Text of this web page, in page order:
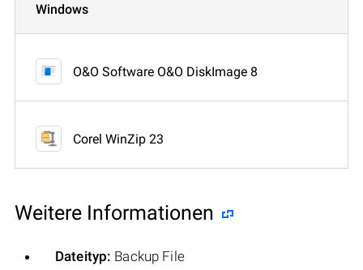
Windows
O&O Software O&O DiskImage 8
Corel WinZip 23
Weitere Informationen
Dateityp: Backup File